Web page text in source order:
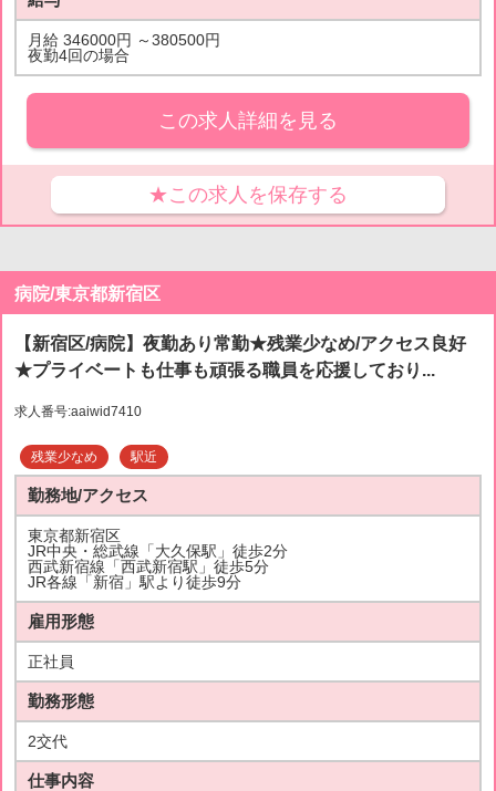
月給 346000円 ～380500円
夜勤4回の場合
この求人詳細を見る
★この求人を保存する
病院/東京都新宿区
【新宿区/病院】夜勤あり常勤★残業少なめ/アクセス良好
★プライベートも仕事も頑張る職員を応援しており...
求人番号:aaiwid7410
残業少なめ 駅近
勤務地/アクセス
東京都新宿区
JR中央・総武線「大久保駅」徒歩2分
西武新宿線「西武新宿駅」徒歩5分
JR各線「新宿」駅より徒歩9分
雇用形態
正社員
勤務形態
2交代
仕事内容